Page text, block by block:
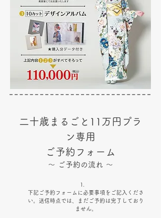
二十歳まるごと11万円プラ
ン専用
ご予約フォーム
～ ご予約の流れ ～
下記ご予約フォームに必要事項をご記入くださ
い。送信時点では、まだご予約は完了しており
ません。